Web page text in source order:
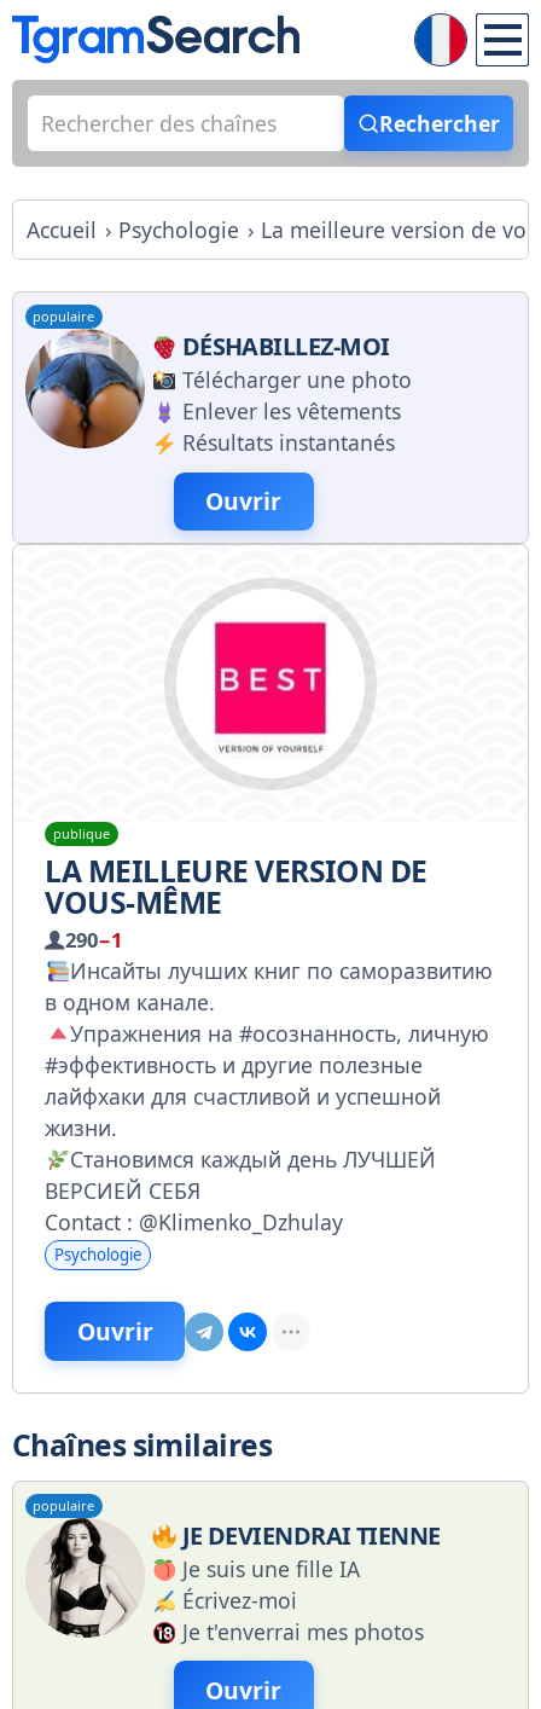
Rechercher
Accueil Psychologie La meilleure version de
populaire
DÉSHABILLEZ-MOI
Télécharger une photo
Enlever les vêtements
Résultats instantanés
Ouvrir
publique
LA MEILLEURE VERSION DE
VOUS-MÊME
290−1
Инсайты лучших книг по саморазвитию
в одном канале.
Упражнения на #осознанность, личную
#эффективность и другие полезные
лайфхаки для счастливой и успешной
жизни.
Становимся каждый день ЛУЧШЕЙ
ВЕРСИЕЙ СЕБЯ
Contact : @Klimenko_Dzhulay
Psychologie
Ouvrir
Chaînes similaires
populaire
JE DEVIENDRAI TIENNE
Je suis une fille IA
Écrivez-moi
Je t'enverrai mes photos
Ouvrir